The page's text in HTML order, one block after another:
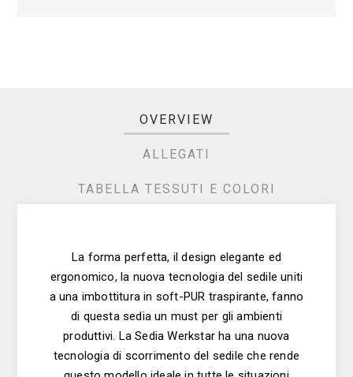
OVERVIEW
ALLEGATI
TABELLA TESSUTI E COLORI
La forma perfetta, il design elegante ed
ergonomico, la nuova tecnologia del sedile uniti
a una imbottitura in soft-PUR traspirante, fanno
di questa sedia un must per gli ambienti
produttivi. La Sedia Werkstar ha una nuova
tecnologia di scorrimento del sedile che rende